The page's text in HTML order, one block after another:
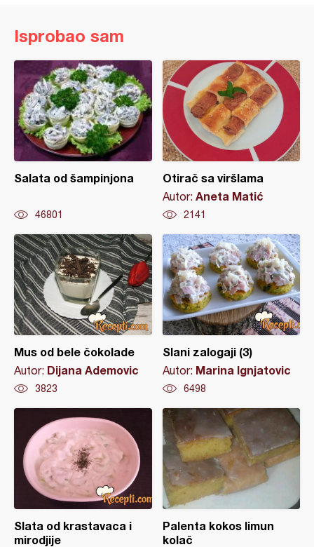
Isprobao sam
Salata od šampinjona
46801
Otirač sa viršlama
Autor: Aneta Matić
2141
Mus od bele čokolade
Autor: Dijana Ademovic
3823
Slani zalogaji (3)
Autor: Marina Ignjatovic
6498
Slata od krastavaca i
mirodjije
Palenta kokos limun
kolač